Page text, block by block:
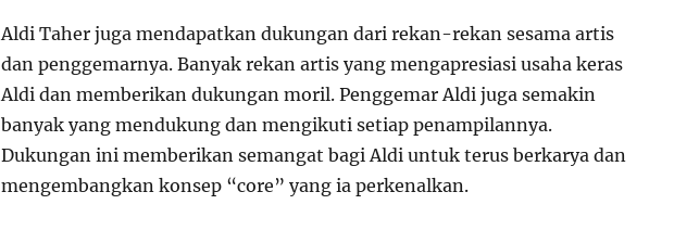
Aldi Taher juga mendapatkan dukungan dari rekan-rekan sesama artis
dan penggemarnya. Banyak rekan artis yang mengapresiasi usaha keras
Aldi dan memberikan dukungan moril. Penggemar Aldi juga semakin
banyak yang mendukung dan mengikuti setiap penampilannya.
Dukungan ini memberikan semangat bagi Aldi untuk terus berkarya dan
mengembangkan konsep “core” yang ia perkenalkan.